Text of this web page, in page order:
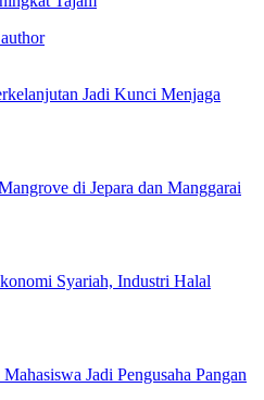
Jadi Kunci Menjaga
di Jepara dan Manggarai
Syariah, Industri Halal
Jadi Pengusaha Pangan